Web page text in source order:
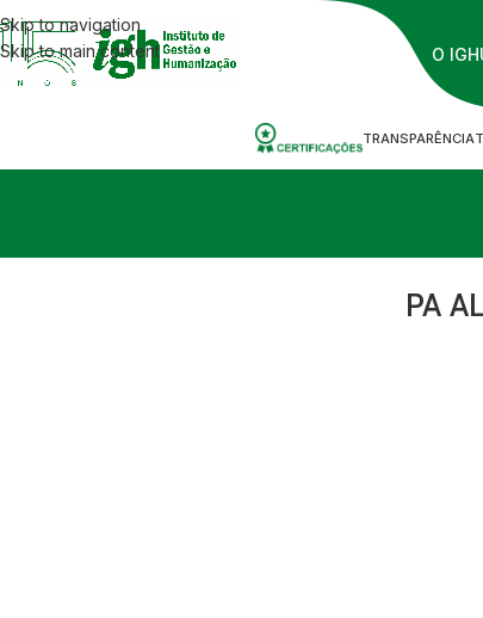
Skip to navigation
Skip to main content
O IGH
TRANSPARÊNCIA
PA